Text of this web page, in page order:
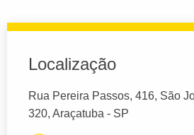
Localização
Rua Pereira Passos, 416, São
320, Araçatuba - SP